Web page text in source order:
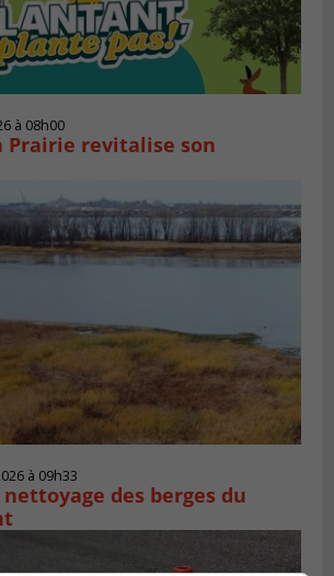
à 08h00
Prairie revitalise son
à 09h33
nettoyage des berges du